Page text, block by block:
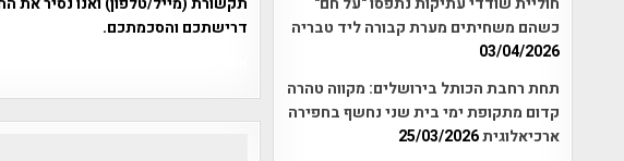
דרישתכם והסכמתכם.
כשהם משחיתים מערת קבורה ליד טבריה
03/04/2026
תחת רחבת הכותל בירושלים: מקווה טהרה
קדום מתקופת ימי בית שני נחשף בחפירה
ארכיאלוגית25/03/2026